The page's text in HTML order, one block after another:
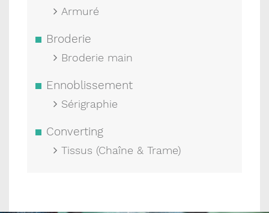
Armuré
Broderie
Broderie main
Ennoblissement
Sérigraphie
Converting
Tissus (Chaîne & Trame)